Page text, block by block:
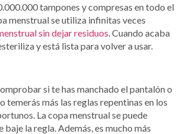
tampones y compresas en todo el
menstrual se utiliza infinitas veces
sin dejar residuos. Cuando acaba
y está lista para volver a usar.
si te has manchado el pantalón o
temerás más las reglas repentinas en los
La copa menstrual se puede
baje la regla. Además, es mucho más